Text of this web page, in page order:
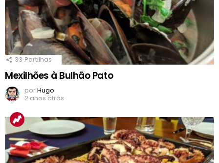
33 Partilhas
Mexilhões à Bulhão Pato
porHugo
2 anos atrás